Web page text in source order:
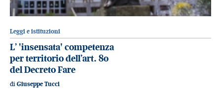
Leggi e istituzioni
L’ 'insensata' competenza
per territorio dell’art. 80
del Decreto Fare
di Giuseppe Tucci